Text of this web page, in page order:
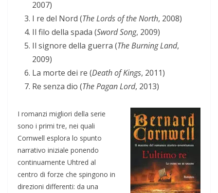
2007)
I re del Nord (The Lords of the North, 2008)
Il filo della spada (Sword Song, 2009)
Il signore della guerra (The Burning Land,
2009)
La morte dei re (Death of Kings, 2011)
Re senza dio (The Pagan Lord, 2013)
I romanzi migliori della serie
sono i primi tre, nei quali
Cornwell esplora lo spunto
narrativo iniziale ponendo
continuamente Uhtred al
centro di forze che spingono in
direzioni differenti: da una